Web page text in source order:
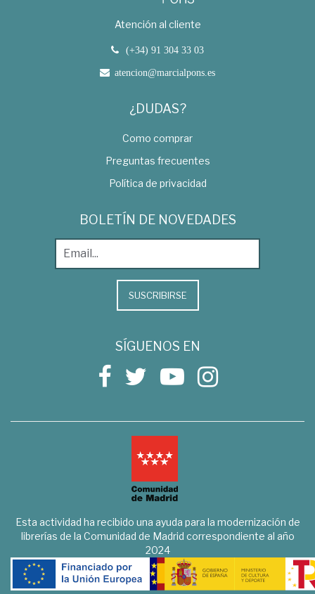
Atención al cliente
(+34) 91 304 33 03
atencion@marcialpons.es
¿DUDAS?
Como comprar
Preguntas frecuentes
Política de privacidad
BOLETÍN DE NOVEDADES
SUSCRIBIRSE
SÍGUENOS EN
Esta actividad ha recibido una ayuda para la modernización de
librerías de la Comunidad de Madrid correspondiente al año
2024